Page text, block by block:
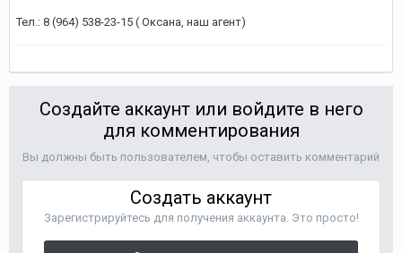
Тел.: 8 (964) 538-23-15 ( Оксана, наш агент)
Создайте аккаунт или войдите в него
для комментирования
Вы должны быть пользователем, чтобы оставить комментарий
Создать аккаунт
Зарегистрируйтесь для получения аккаунта. Это просто!